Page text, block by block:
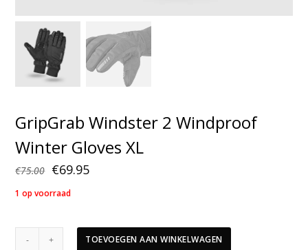
GripGrab Windster 2 Windproof
Winter Gloves XL
€75.00 Oorspronkelijke
prijs
€75.00.
€69.95Huidige
€69.95.
1 op voorraad
TOEVOEGEN AAN WINKELWAGEN